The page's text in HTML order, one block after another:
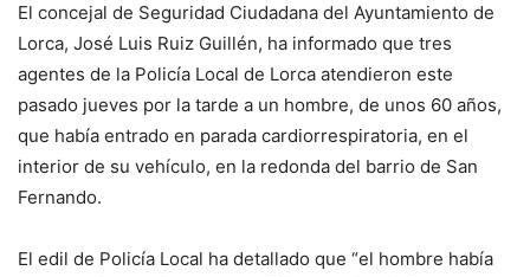
El concejal de Seguridad Ciudadana del Ayuntamiento de
Lorca, José Luis Ruiz Guillén, ha informado que tres
agentes de la Policía Local de Lorca atendieron este
pasado jueves por la tarde a un hombre, de unos 60 años,
que había entrado en parada cardiorrespiratoria, en el
interior de su vehículo, en la redonda del barrio de San
Fernando.
El edil de Policía Local ha detallado que “el hombre había